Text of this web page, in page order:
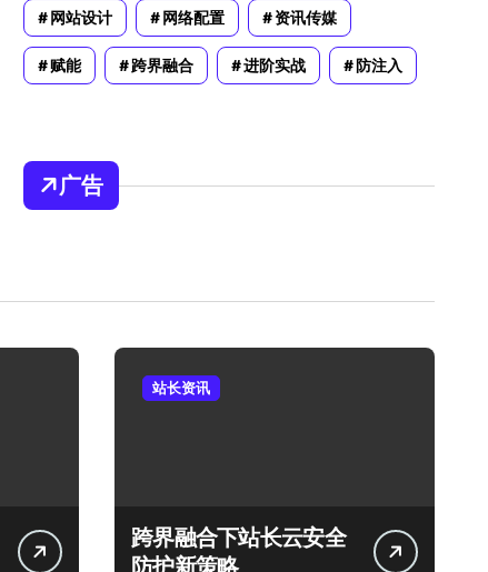
网站设计 网络配置 资讯传媒
赋能 跨界融合 进阶实战 防注入
广告
站长资讯
跨界融合下站长云安全
防护新策略